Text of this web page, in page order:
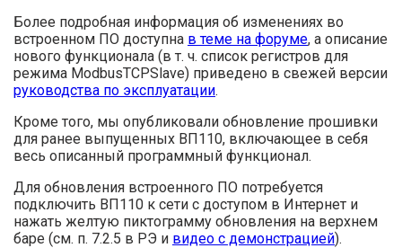
Более подробная информация об изменениях во
встроенном ПО доступна в теме на форуме, а описание
нового функционала (в т. ч. список регистров для
режима ModbusTCPSlave) приведено в свежей версии
руководства по эксплуатации.
Кроме того, мы опубликовали обновление прошивки
для ранее выпущенных ВП110, включающее в себя
весь описанный программный функционал.
Для обновления встроенного ПО потребуется
подключить ВП110 к сети с доступом в Интернет и
нажать желтую пиктограмму обновления на верхнем
баре (см. п. 7.2.5 в РЭ и видео с демонстрацией).